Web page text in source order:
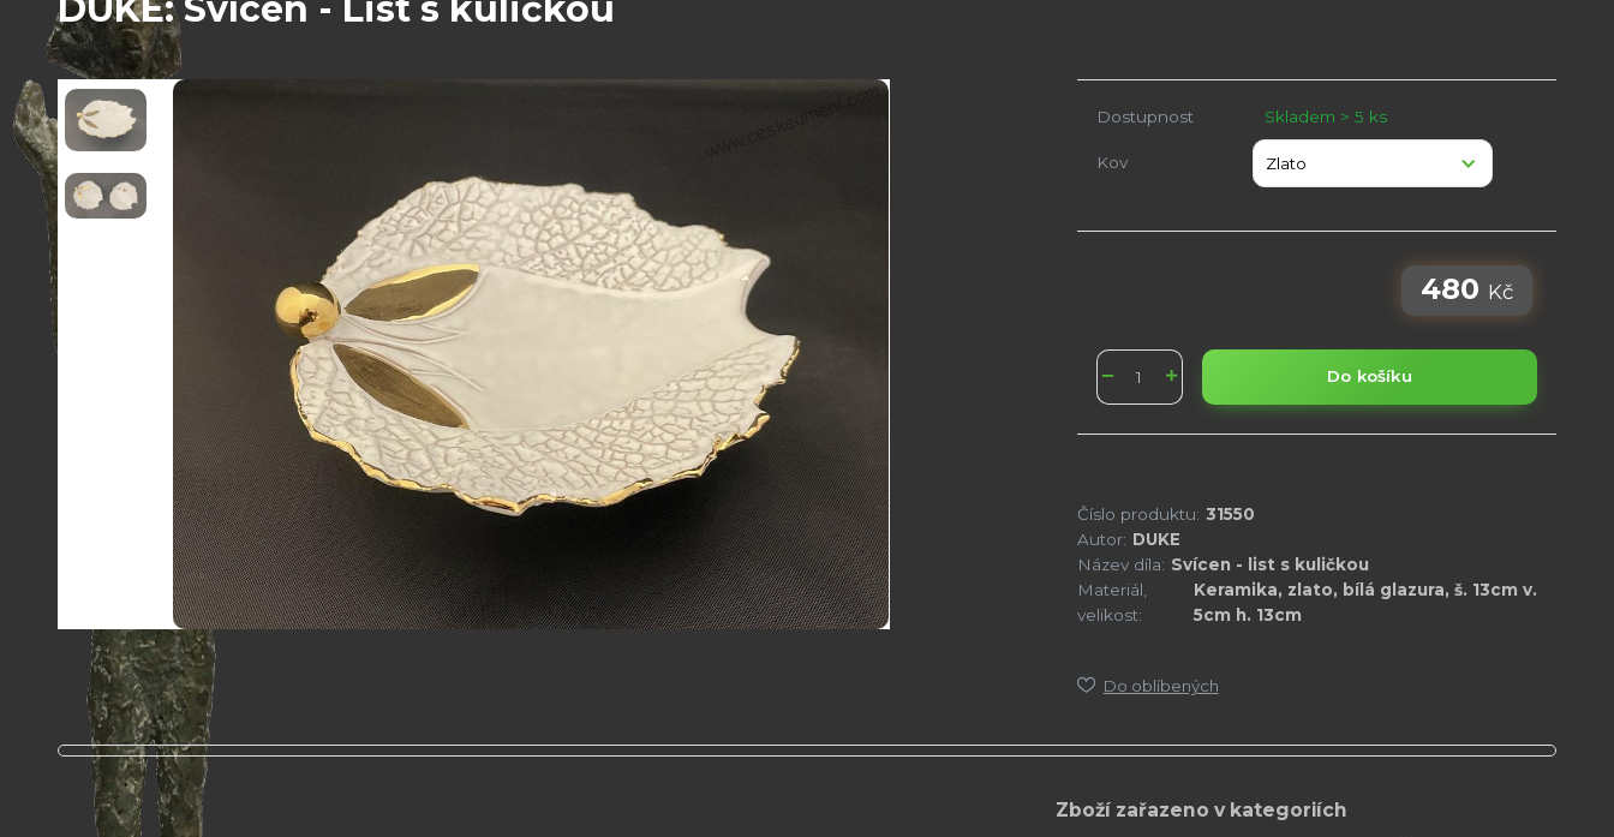
DUKE: Svícen - List s kuličkou
Dostupnost Skladem > 5 ks
Kov
480 Kč
Do košíku
Číslo produktu: 31550
Autor: DUKE
Název díla: Svícen - list s kuličkou
Materiál,
velikost:
Keramika, zlato, bílá glazura, š. 13cm v.
5cm h. 13cm
Do oblíbených
Zboží zařazeno v kategoriích